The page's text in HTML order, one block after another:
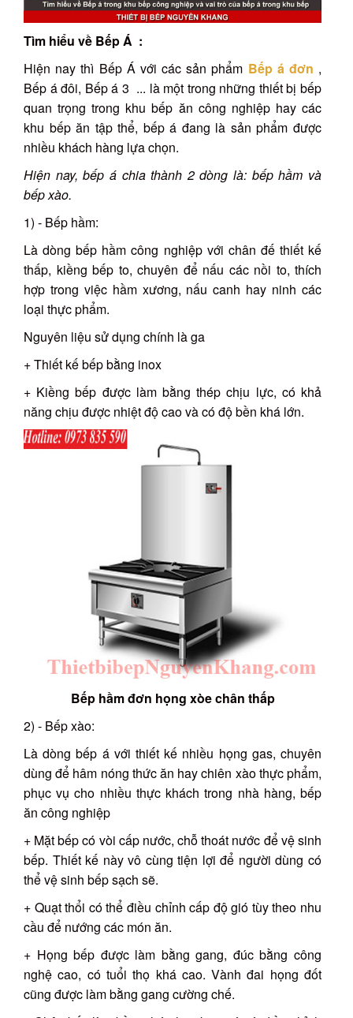
Tìm hiểu về Bếp Á :
Hiện nay thì Bếp Á với các sản phẩm Bếp á đơn ,
Bếp á đôi, Bếp á 3 ... là một trong những thiết bị bếp
quan trọng trong khu bếp ăn công nghiệp hay các
khu bếp ăn tập thể, bếp á đang là sản phẩm được
nhiều khách hàng lựa chọn.
Hiện nay, bếp á chia thành 2 dòng là: bếp hầm và
bếp xào.
1) - Bếp hầm:
Là dòng bếp hầm công nghiệp với chân đế thiết kế
thấp, kiềng bếp to, chuyên để nấu các nồi to, thích
hợp trong việc hầm xương, nấu canh hay ninh các
loại thực phẩm.
Nguyên liệu sử dụng chính là ga
+ Thiết kế bếp bằng inox
+ Kiềng bếp được làm bằng thép chịu lực, có khả
năng chịu được nhiệt độ cao và có độ bền khá lớn.
Bếp hầm đơn họng xòe chân thấp
2) - Bếp xào:
Là dòng bếp á với thiết kế nhiều họng gas, chuyên
dùng để hâm nóng thức ăn hay chiên xào thực phẩm,
phục vụ cho nhiều thực khách trong nhà hàng, bếp
ăn công nghiệp
+ Mặt bếp có vòi cấp nước, chỗ thoát nước để vệ sinh
bếp. Thiết kế này vô cùng tiện lợi để người dùng có
thể vệ sinh bếp sạch sẽ.
+ Quạt thổi có thể điều chỉnh cấp độ gió tùy theo nhu
cầu để nướng các món ăn.
+ Họng bếp được làm bằng gang, đúc bằng công
nghệ cao, có tuổi thọ khá cao. Vành đai họng đốt
cũng được làm bằng gang cường chế.